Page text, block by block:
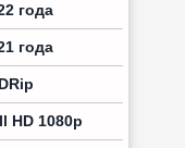
года
года
1080p